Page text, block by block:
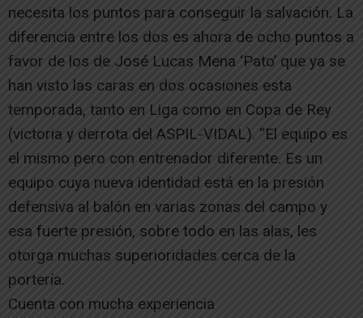
necesita los puntos para conseguir la salvación. La
diferencia entre los dos es ahora de ocho puntos a
favor de los de José Lucas Mena ‘Pato’ que ya se
han visto las caras en dos ocasiones esta
temporada, tanto en Liga como en Copa de Rey
(victoria y derrota del ASPIL-VIDAL). “El equipo es
el mismo pero con entrenador diferente. Es un
equipo cuya nueva identidad está en la presión
defensiva al balón en varias zonas del campo y
esa fuerte presión, sobre todo en las alas, les
otorga muchas superioridades cerca de la
portería.
Cuenta con mucha experiencia